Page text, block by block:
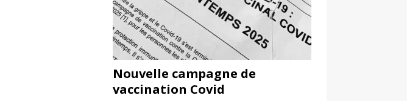
Nouvelle campagne de
vaccination Covid